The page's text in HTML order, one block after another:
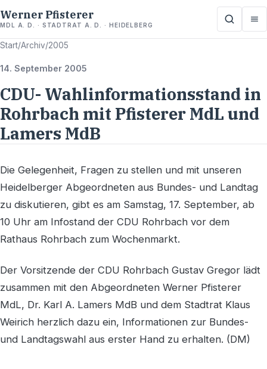
Werner Pfisterer
MDL A. D. · STADTRAT A. D. · HEIDELBERG
Start/Archiv/2005
14. September 2005
CDU- Wahlinformationsstand in
Rohrbach mit Pfisterer MdL und
Lamers MdB
Die Gelegenheit, Fragen zu stellen und mit unseren
Heidelberger Abgeordneten aus Bundes- und Landtag
zu diskutieren, gibt es am Samstag, 17. September, ab
10 Uhr am Infostand der CDU Rohrbach vor dem
Rathaus Rohrbach zum Wochenmarkt.
Der Vorsitzende der CDU Rohrbach Gustav Gregor lädt
zusammen mit den Abgeordneten Werner Pfisterer
MdL, Dr. Karl A. Lamers MdB und dem Stadtrat Klaus
Weirich herzlich dazu ein, Informationen zur Bundes-
und Landtagswahl aus erster Hand zu erhalten. (DM)